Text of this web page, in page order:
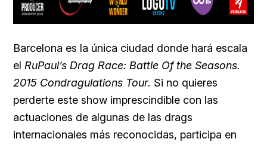
Barcelona es la única ciudad donde hará escala
el RuPaul’s Drag Race: Battle Of the Seasons.
2015 Condragulations Tour. Si no quieres
perderte este show imprescindible con las
actuaciones de algunas de las drags
internacionales más reconocidas, participa en